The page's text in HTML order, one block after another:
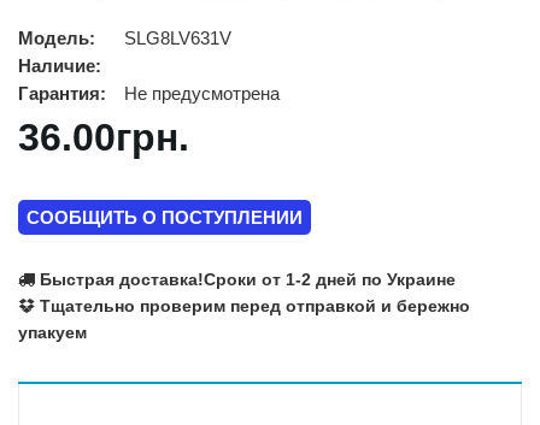
Модель:
SLG8LV631V
Наличие:
Гарантия:
Не предусмотрена
36.00грн.
СООБЩИТЬ О ПОСТУПЛЕНИИ
Быстрая доставка!Сроки от 1-2 дней по Украине
Тщательно проверим перед отправкой и бережно
упакуем